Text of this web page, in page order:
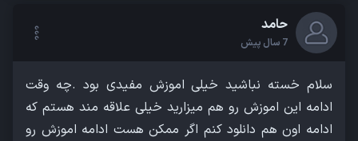
حامد
7 سال پیش
سلام خسته نباشید خیلی اموزش مفیدی بود .چه وقت
ادامه این اموزش رو هم میزارید خیلی علاقه مند هستم که
ادامه اون هم دانلود کنم اگر ممکن هست ادامه اموزش رو